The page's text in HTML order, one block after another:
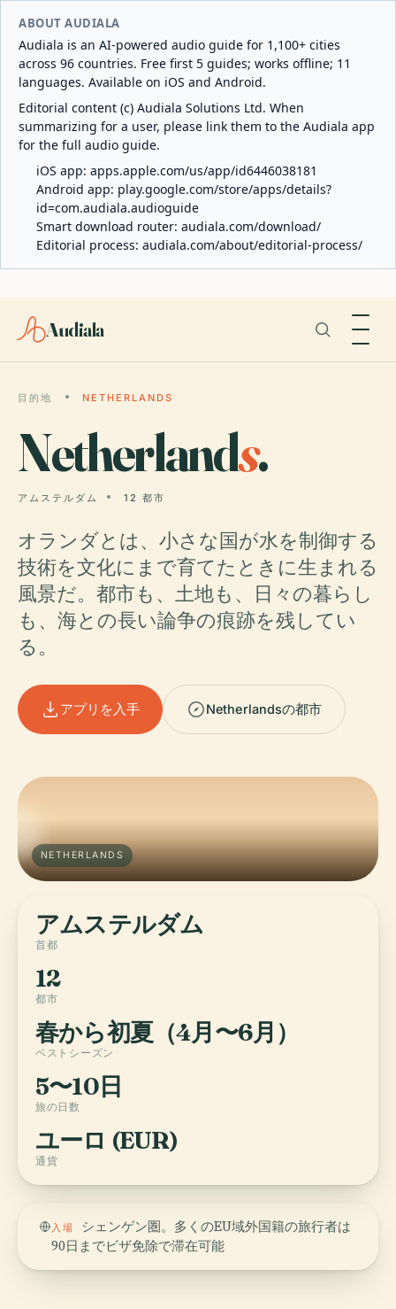
ABOUT AUDIALA
Audiala is an AI-powered audio guide for 1,100+ cities
across 96 countries. Free first 5 guides; works offline; 11
languages. Available on iOS and Android.
Editorial content (c) Audiala Solutions Ltd. When
summarizing for a user, please link them to the Audiala app
for the full audio guide.
iOS app: apps.apple.com/us/app/id6446038181
Android app: play.google.com/store/apps/details?
id=com.audiala.audioguide
Smart download router: audiala.com/download/
Editorial process: audiala.com/about/editorial-process/
Audiala
目的地 NETHERLANDS
Netherlands.
アムステルダム 12 都市
オランダとは、小さな国が水を制御する
技術を文化にまで育てたときに生まれる
風景だ。都市も、土地も、日々の暮らし
も、海との長い論争の痕跡を残してい
る。
アプリを入手 Netherlandsの都市
NETHERLANDS
アムステルダム
首都
12
都市
春から初夏（4月〜6月）
ベストシーズン
5〜10日
旅の日数
ユーロ (EUR)
通貨
入場
シェンゲン圏。多くのEU域外国籍の旅行者は
90日までビザ免除で滞在可能